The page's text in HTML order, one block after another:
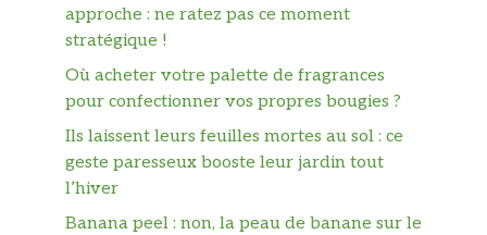
approche : ne ratez pas ce moment
stratégique !
Où acheter votre palette de fragrances
pour confectionner vos propres bougies ?
Ils laissent leurs feuilles mortes au sol : ce
geste paresseux booste leur jardin tout
l’hiver
Banana peel : non, la peau de banane sur le